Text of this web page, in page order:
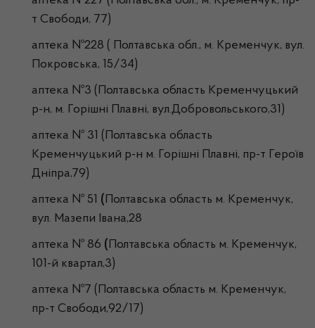
т Свободи, 77)
аптека №228 ( Полтавська обл., м. Кременчук, вул.
Покровська, 15/34)
аптека №3 (Полтавська область Кременчуцький
р-н, м. Горішні Плавні, вул.Добровольського,31)
аптека № 31 (Полтавська область
Кременчуцький р-н м. Горішні Плавні, пр-т Героїв
Дніпра,79)
аптека № 51 (Полтавська область м. Кременчук,
вул. Мазепи Івана,28
аптека № 86 (Полтавська область м. Кременчук,
101-й квартал,3)
аптека №7 (Полтавська область м. Кременчук,
пр-т Свободи,92/17)